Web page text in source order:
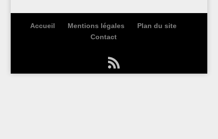
Accueil Mentions légales
Plan du site
Contact